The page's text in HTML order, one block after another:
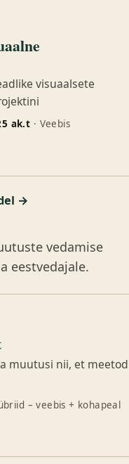
visuaalsete
ak.t · Veebis
→
vedamise
eestvedajale.
muutusi nii, et meetod
– veebis + kohapeal